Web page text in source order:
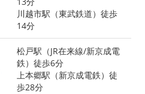
川越市駅（東武鉄道）徒歩
14分
松戸駅（JR在来線/新京成電
鉄）徒歩6分
上本郷駅（新京成電鉄）徒
歩28分